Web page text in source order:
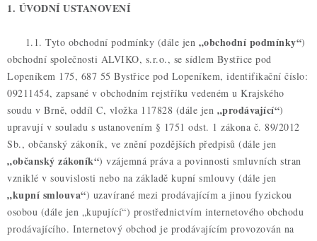
Jak nakupovat Obchodní podmínky
Reklamační řád
Podmínky ochrany osobních údajů
Doprava a platba
1. ÚVODNÍ USTANOVENÍ
1.1. Tyto obchodní podmínky (dále jen „obchodní podmínky“)
obchodní společnosti ALVIKO, s.r.o., se sídlem Bystřice pod
Lopeníkem 175, 687 55 Bystřice pod Lopeníkem, identifikační číslo:
09211454, zapsané v obchodním rejstříku vedeném u Krajského
soudu v Brně, oddíl C, vložka 117828 (dále jen „prodávající“)
upravují v souladu s ustanovením § 1751 odst. 1 zákona č. 89/2012
Sb., občanský zákoník, ve znění pozdějších předpisů (dále jen
„občanský zákoník“) vzájemná práva a povinnosti smluvních stran
vzniklé v souvislosti nebo na základě kupní smlouvy (dále jen
„kupní smlouva“) uzavírané mezi prodávajícím a jinou fyzickou
osobou (dále jen „kupující“) prostřednictvím internetového obchodu
prodávajícího. Internetový obchod je prodávajícím provozován na